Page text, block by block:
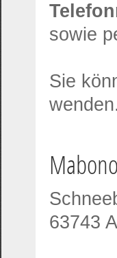
sowie
Sie
wenden.
63743